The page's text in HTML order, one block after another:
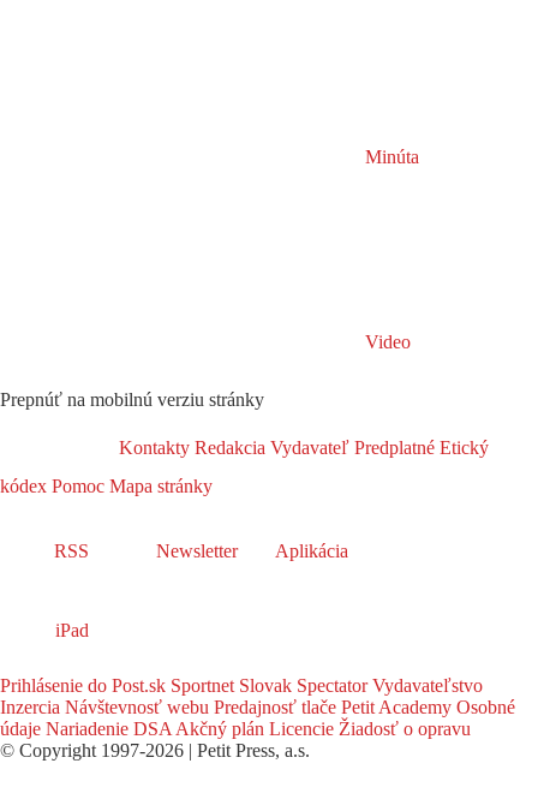
Minúta
Video
Prepnúť na mobilnú verziu stránky
Kontakty Redakcia Vydavateľ Predplatné Etický
kódex Pomoc Mapa stránky
RSS Newsletter Aplikácia
iPad
Prihlásenie do Post.sk Sportnet Slovak SpectatorVydavateľstvo
Inzercia Návštevnosť webu Predajnosť tlače Petit Academy Osobné
údaje Nariadenie DSA Akčný plán Licencie Žiadosť o opravu
© Copyright 1997-2026 | Petit Press, a.s.